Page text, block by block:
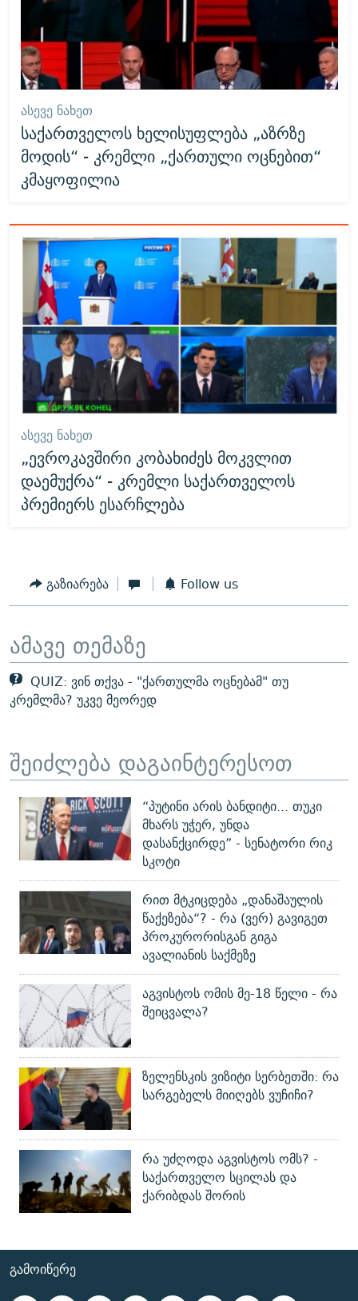
ᲐᲡᲔᲕᲔ ᲜᲐᲮᲔᲗ
საქართველოს ხელისუფლება „აზრზე
მოდის“ - კრემლი „ქართული ოცნებით“
კმაყოფილია
ᲐᲡᲔᲕᲔ ᲜᲐᲮᲔᲗ
„ევროკავშირი კობახიძეს მოკვლით
დაემუქრა“ - კრემლი საქართველოს
პრემიერს ესარჩლება
გაზიარება Follow us
ამავე თემაზე
QUIZ: ვინ თქვა - "ქართულმა ოცნებამ" თუ
კრემლმა? უკვე მეორედ
შეიძლება დაგაინტერესოთ
“პუტინი არის ბანდიტი... თუკი
მხარს უჭერ, უნდა
დასანქცირდე” - სენატორი რიკ
სკოტი
რით მტკიცდება „დანაშაულის
წაქეზება“? - რა (ვერ) გავიგეთ
პროკურორისგან გიგა
ავალიანის საქმეზე
აგვისტოს ომის მე-18 წელი - რა
შეიცვალა?
ზელენსკის ვიზიტი სერბეთში: რა
სარგებელს მიიღებს ვუჩიჩი?
რა უძღოდა აგვისტოს ომს? -
საქართველო სცილას და
ქარიბდას შორის
ᲒᲐᲛᲝᲘᲬᲔᲠᲔ